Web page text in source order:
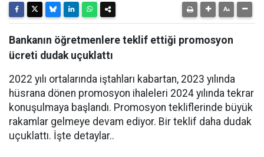
Bankanın öğretmenlere teklif ettiği promosyon
ücreti dudak uçuklattı
2022 yılı ortalarında iştahları kabartan, 2023 yılında
hüsrana dönen promosyon ihaleleri 2024 yılında tekrar
konuşulmaya başlandı. Promosyon tekliflerinde büyük
rakamlar gelmeye devam ediyor. Bir teklif daha dudak
uçuklattı. İşte detaylar..